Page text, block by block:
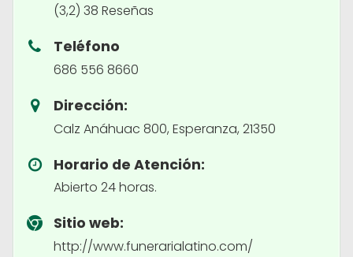
(3,2) 38 Reseñas
Teléfono
686 556 8660
Dirección:
Calz Anáhuac 800, Esperanza, 21350
Horario de Atención:
Abierto 24 horas.
Sitio web:
http://www.funerarialatino.com/